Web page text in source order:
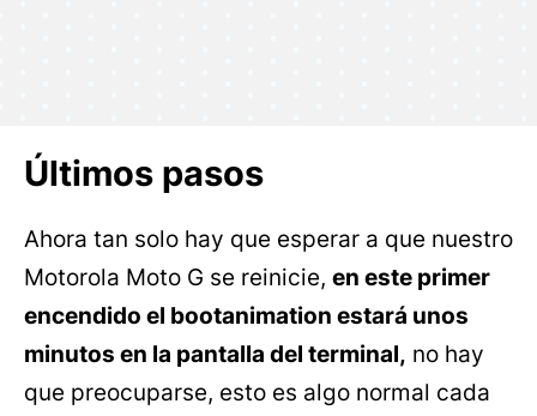
Últimos pasos
Ahora tan solo hay que esperar a que nuestro
Motorola Moto G se reinicie, en este primer
encendido el bootanimation estará unos
minutos en la pantalla del terminal, no hay
que preocuparse, esto es algo normal cada